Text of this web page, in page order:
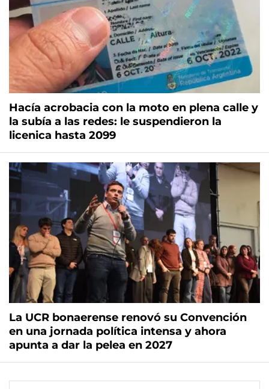
Hacía acrobacia con la moto en plena calle y
la subía a las redes: le suspendieron la
licenica hasta 2099
La UCR bonaerense renovó su Convención
en una jornada política intensa y ahora
apunta a dar la pelea en 2027